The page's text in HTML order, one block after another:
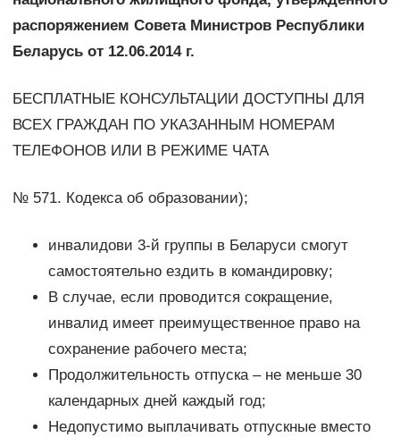
распоряжением Совета Министров Республики
Беларусь от 12.06.2014 г.
БЕСПЛАТНЫЕ КОНСУЛЬТАЦИИ ДОСТУПНЫ ДЛЯ
ВСЕХ ГРАЖДАН ПО УКАЗАННЫМ НОМЕРАМ
ТЕЛЕФОНОВ ИЛИ В РЕЖИМЕ ЧАТА
№ 571. Кодекса об образовании);
инвалидови 3-й группы в Беларуси смогут
самостоятельно ездить в командировку;
В случае, если проводится сокращение,
инвалид имеет преимущественное право на
сохранение рабочего места;
Продолжительность отпуска – не меньше 30
календарных дней каждый год;
Недопустимо выплачивать отпускные вместо